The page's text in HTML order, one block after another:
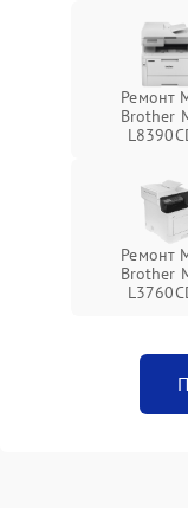
Ремонт
Brother
Ремонт
Brother